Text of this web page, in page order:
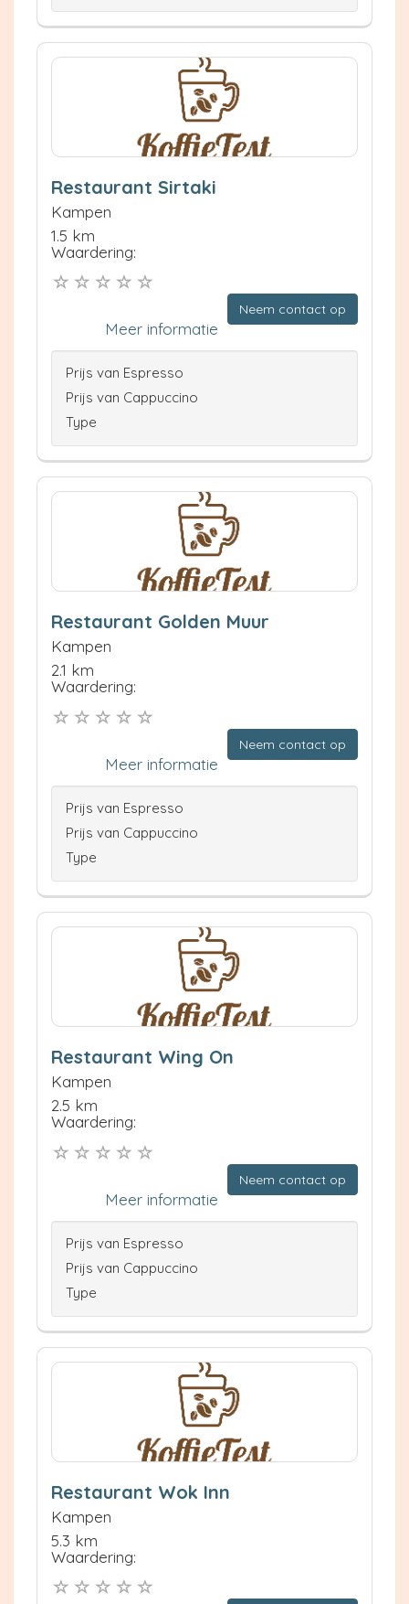
Restaurant Sirtaki
Kampen
1.5 km
Waardering:
Neem contact op
Meer informatie
Prijs van Espresso
Prijs van Cappuccino
Type
Restaurant Golden Muur
Kampen
2.1 km
Waardering:
Neem contact op
Meer informatie
Prijs van Espresso
Prijs van Cappuccino
Type
Restaurant Wing On
Kampen
2.5 km
Waardering:
Neem contact op
Meer informatie
Prijs van Espresso
Prijs van Cappuccino
Type
Restaurant Wok Inn
Kampen
5.3 km
Waardering: